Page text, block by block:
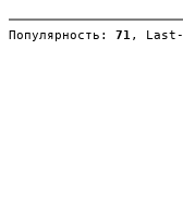
Популярность: 71